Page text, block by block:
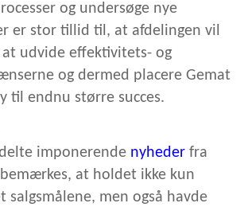
og undersøge nye
er stor tillid til, at afdelingen vil
udvide effektivitets- og
og dermed placere Gemat
til endnu større succes.
imponerende nyheder fra
at holdet ikke kun
salgsmålene, men også havde